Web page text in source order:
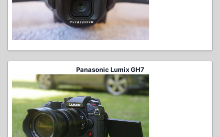
Panasonic Lumix GH7